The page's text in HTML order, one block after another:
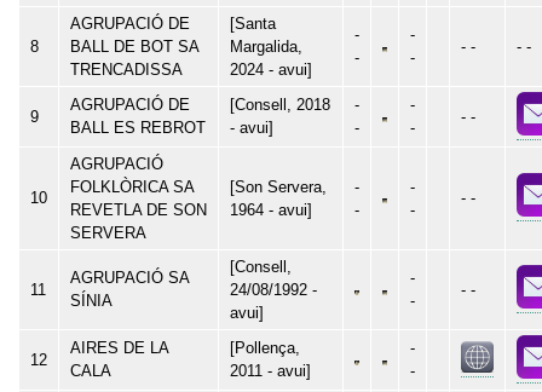
8
AGRUPACIÓ DE
BALL DE BOT SA
TRENCADISSA
[Santa
Margalida,
2024 - avui]
-
-
-
-
- - - -
9
AGRUPACIÓ DE
BALL ES REBROT
[Consell, 2018
- avui]
-
-
-
-
- -
10
AGRUPACIÓ
FOLKLÒRICA SA
REVETLA DE SON
SERVERA
[Son Servera,
1964 - avui]
-
-
-
-
- -
11
AGRUPACIÓ SA
SÍNIA
[Consell,
24/08/1992 -
avui]
-
-
- -
12
AIRES DE LA
CALA
[Pollença,
2011 - avui]
-
-